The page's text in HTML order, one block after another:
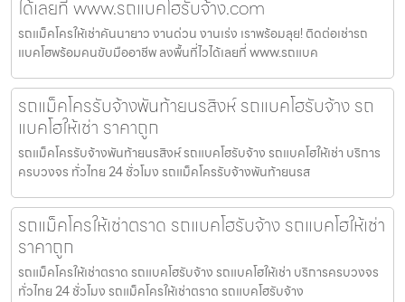
ได้เลยที่ www.รถแบคโฮรับจ้าง.com
รถแม็คโครให้เช่าคันนายาว งานด่วน งานเร่ง เราพร้อมลุย! ติดต่อเช่ารถ
แบคโฮพร้อมคนขับมืออาชีพ ลงพื้นที่ไวได้เลยที่ www.รถแบค
รถแม็คโครรับจ้างพันท้ายนรสิงห์ รถแบคโฮรับจ้าง รถ
แบคโฮให้เช่า ราคาถูก
รถแม็คโครรับจ้างพันท้ายนรสิงห์ รถแบคโฮรับจ้าง รถแบคโฮให้เช่า บริการ
ครบวงจร ทั่วไทย 24 ชั่วโมง รถแม็คโครรับจ้างพันท้ายนรส
รถแม็คโครให้เช่าตราด รถแบคโฮรับจ้าง รถแบคโฮให้เช่า
ราคาถูก
รถแม็คโครให้เช่าตราด รถแบคโฮรับจ้าง รถแบคโฮให้เช่า บริการครบวงจร
ทั่วไทย 24 ชั่วโมง รถแม็คโครให้เช่าตราด รถแบคโฮรับจ้าง